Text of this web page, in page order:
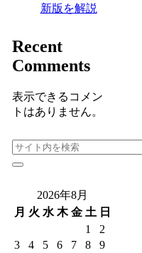
新版を解説
Recent
Comments
表示できるコメン
トはありません。
2026年8月
月 火 水 木 金 土 日
1
2
3
4 5 6 7 8
9